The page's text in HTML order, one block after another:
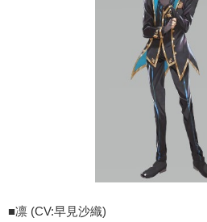
■凛 (CV:早見沙織)